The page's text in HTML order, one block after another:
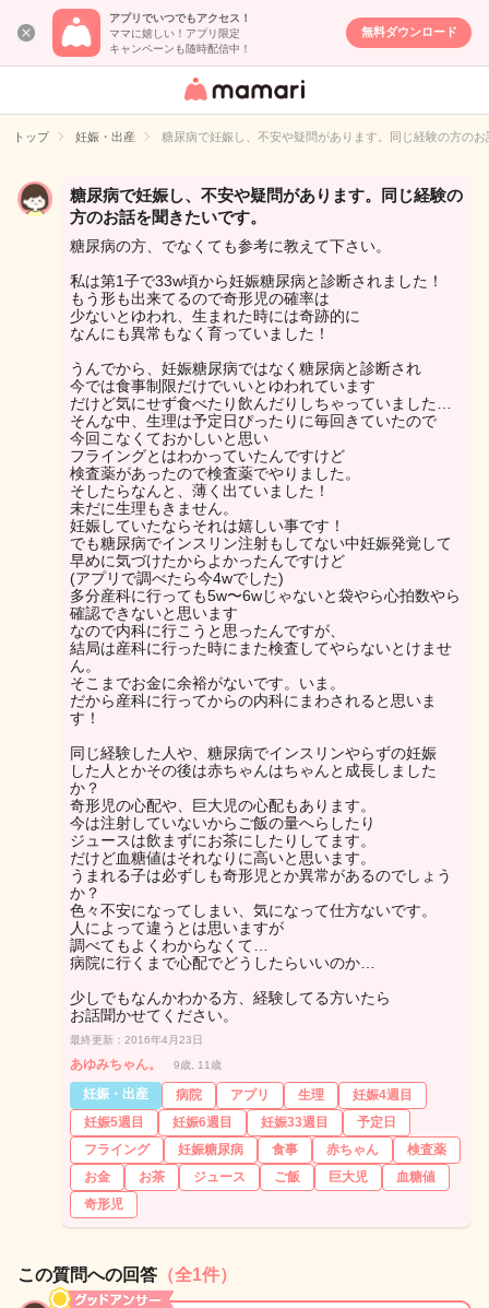
アプリでいつでもアクセス！
ママに嬉しい！アプリ限定
キャンペーンも随時配信中！
無料ダウンロード
女性専用匿名QA
イト
トップ 妊娠・出産 糖尿病で妊娠し、不安や疑問があります。同じ経験の方の
糖尿病で妊娠し、不安や疑問があります。同じ経験の
方のお話を聞きたいです。
糖尿病の方、でなくても参考に教えて下さい。
私は第1子で33w頃から妊娠糖尿病と診断されました！
もう形も出来てるので奇形児の確率は
少ないとゆわれ、生まれた時には奇跡的に
なんにも異常もなく育っていました！
うんでから、妊娠糖尿病ではなく糖尿病と診断され
今では食事制限だけでいいとゆわれています
だけど気にせず食べたり飲んだりしちゃっていました…
そんな中、生理は予定日ぴったりに毎回きていたので
今回こなくておかしいと思い
フライングとはわかっていたんですけど
検査薬があったので検査薬でやりました。
そしたらなんと、薄く出ていました！
未だに生理もきません。
妊娠していたならそれは嬉しい事です！
でも糖尿病でインスリン注射もしてない中妊娠発覚して
早めに気づけたからよかったんですけど
(アプリで調べたら今4wでした)
多分産科に行っても5w〜6wじゃないと袋やら心拍数やら
確認できないと思います
なので内科に行こうと思ったんですが、
結局は産科に行った時にまた検査してやらないとけませ
ん。
そこまでお金に余裕がないです。いま。
だから産科に行ってからの内科にまわされると思いま
す！
同じ経験した人や、糖尿病でインスリンやらずの妊娠
した人とかその後は赤ちゃんはちゃんと成長しました
か？
奇形児の心配や、巨大児の心配もあります。
今は注射していないからご飯の量へらしたり
ジュースは飲まずにお茶にしたりしてます。
だけど血糖値はそれなりに高いと思います。
うまれる子は必ずしも奇形児とか異常があるのでしょう
か？
色々不安になってしまい、気になって仕方ないです。
人によって違うとは思いますが
調べてもよくわからなくて…
病院に行くまで心配でどうしたらいいのか…
少しでもなんかわかる方、経験してる方いたら
お話聞かせてください。
最終更新：2016年4月23日
あゆみちゃん。 9歳, 11歳
妊娠・出産 病院 アプリ 生理
妊娠4週目
妊娠5週目
妊娠6週目 妊娠33週目
予定日
フライング
妊娠糖尿病 食事 赤ちゃん
検査薬
お金
お茶 ジュース ご飯 巨大児
血糖値
奇形児
この質問への回答 （全1件）